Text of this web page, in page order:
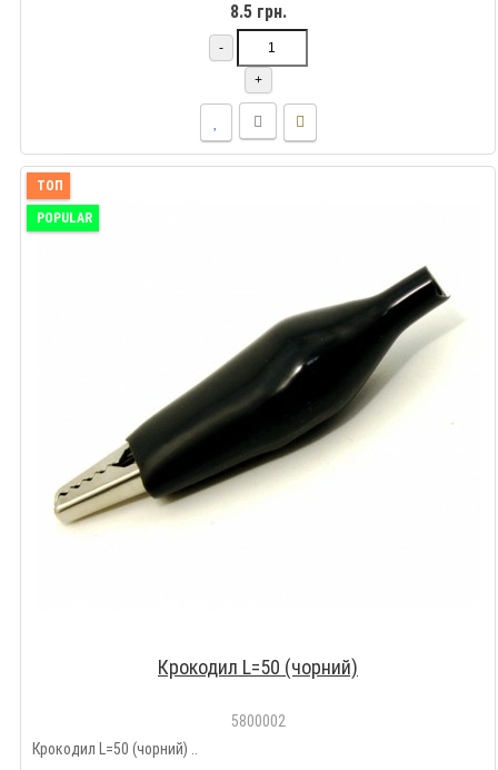
8.5 грн.
-
+
ТОП
POPULAR
Крокодил L=50 (чорний)
5800002
Крокодил L=50 (чорний) ..